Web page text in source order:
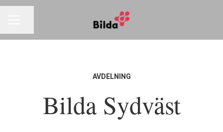
AVDELNING
Bilda Sydväst